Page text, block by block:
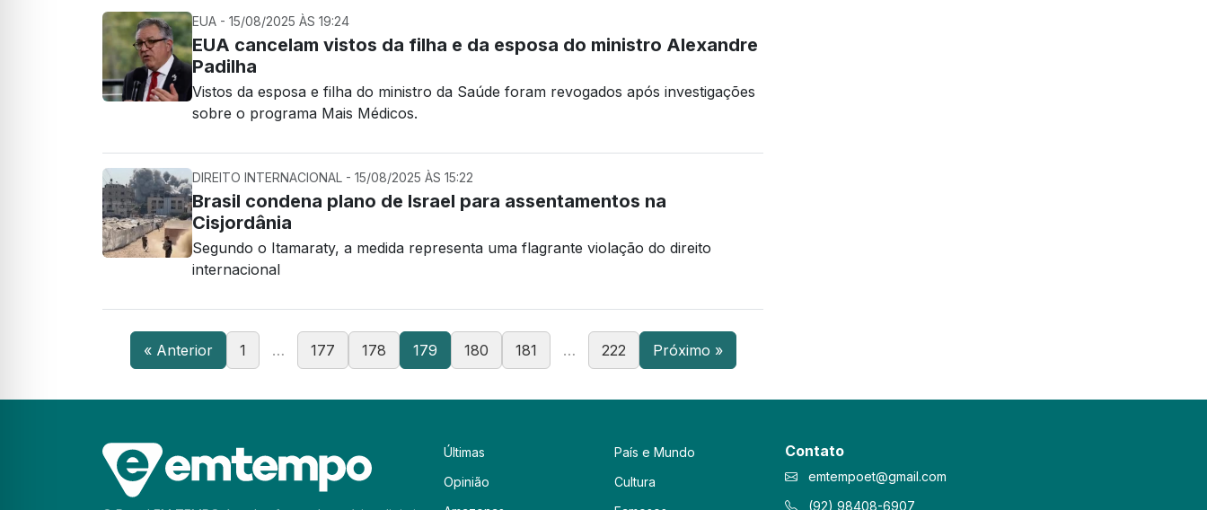
EUA - 15/08/2025 ÀS 19:24
EUA cancelam vistos da filha e da esposa do ministro Alexandre
Padilha
Vistos da esposa e filha do ministro da Saúde foram revogados após investigações
sobre o programa Mais Médicos.
DIREITO INTERNACIONAL - 15/08/2025 ÀS 15:22
Brasil condena plano de Israel para assentamentos na
Cisjordânia
Segundo o Itamaraty, a medida representa uma flagrante violação do direito
internacional
« Anterior 1 … 177 178 179 180 181 … 222 Próximo »
Últimas
Opinião
País e Mundo
Cultura
Contato
emtempoet@gmail.com
(92) 98408-6907